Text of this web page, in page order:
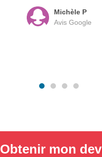
Michèle P
Avis Google
Obtenir mon